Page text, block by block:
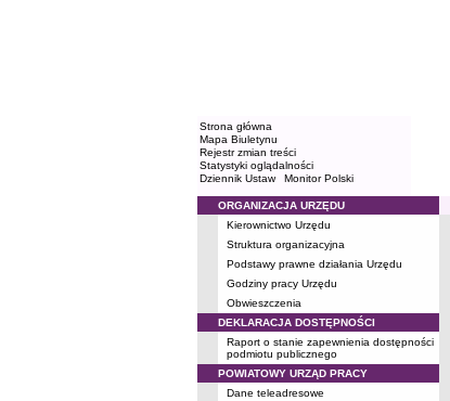
Strona główna
Mapa Biuletynu
Rejestr zmian treści
Statystyki oglądalności
Dziennik Ustaw
Monitor Polski
Menu
ORGANIZACJA URZĘDU
Kierownictwo Urzędu
Struktura organizacyjna
Podstawy prawne działania Urzędu
Godziny pracy Urzędu
Obwieszczenia
DEKLARACJA DOSTĘPNOŚCI
Raport o stanie zapewnienia dostępności
podmiotu publicznego
POWIATOWY URZĄD PRACY
Dane teleadresowe